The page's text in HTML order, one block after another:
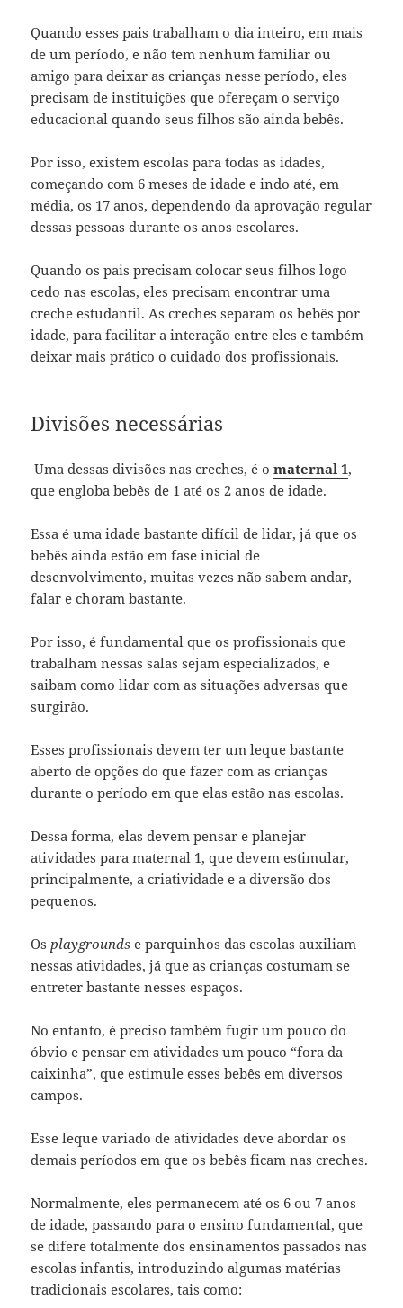
Quando esses pais trabalham o dia inteiro, em mais
de um período, e não tem nenhum familiar ou
amigo para deixar as crianças nesse período, eles
precisam de instituições que ofereçam o serviço
educacional quando seus filhos são ainda bebês.
Por isso, existem escolas para todas as idades,
começando com 6 meses de idade e indo até, em
média, os 17 anos, dependendo da aprovação regular
dessas pessoas durante os anos escolares.
Quando os pais precisam colocar seus filhos logo
cedo nas escolas, eles precisam encontrar uma
creche estudantil. As creches separam os bebês por
idade, para facilitar a interação entre eles e também
deixar mais prático o cuidado dos profissionais.
Divisões necessárias
Uma dessas divisões nas creches, é omaternal 1,
que engloba bebês de 1 até os 2 anos de idade.
Essa é uma idade bastante difícil de lidar, já que os
bebês ainda estão em fase inicial de
desenvolvimento, muitas vezes não sabem andar,
falar e choram bastante.
Por isso, é fundamental que os profissionais que
trabalham nessas salas sejam especializados, e
saibam como lidar com as situações adversas que
surgirão.
Esses profissionais devem ter um leque bastante
aberto de opções do que fazer com as crianças
durante o período em que elas estão nas escolas.
Dessa forma, elas devem pensar e planejar
atividades para maternal 1, que devem estimular,
principalmente, a criatividade e a diversão dos
pequenos.
Os playgrounds e parquinhos das escolas auxiliam
nessas atividades, já que as crianças costumam se
entreter bastante nesses espaços.
No entanto, é preciso também fugir um pouco do
óbvio e pensar em atividades um pouco “fora da
caixinha”, que estimule esses bebês em diversos
campos.
Esse leque variado de atividades deve abordar os
demais períodos em que os bebês ficam nas creches.
Normalmente, eles permanecem até os 6 ou 7 anos
de idade, passando para o ensino fundamental, que
se difere totalmente dos ensinamentos passados nas
escolas infantis, introduzindo algumas matérias
tradicionais escolares, tais como: